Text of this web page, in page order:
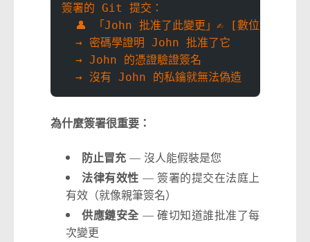
簽署的 Git 提交：
  👤 「John 批准了此變更」✍️ [數位簽署]
  → 密碼學證明 John 批准了它
  → John 的憑證驗證簽名
  → 沒有 John 的私鑰就無法偽造
為什麼簽署很重要：
防止冒充— 沒人能假裝是您
法律有效性 — 簽署的提交在法庭上
有效（就像親筆簽名）
供應鏈安全 — 確切知道誰批准了每
次變更